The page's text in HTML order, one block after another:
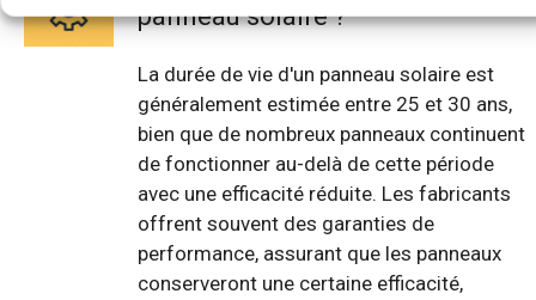
panneau solaire ?
La durée de vie d'un panneau solaire est
généralement estimée entre 25 et 30 ans,
bien que de nombreux panneaux continuent
de fonctionner au-delà de cette période
avec une efficacité réduite. Les fabricants
offrent souvent des garanties de
performance, assurant que les panneaux
conserveront une certaine efficacité,